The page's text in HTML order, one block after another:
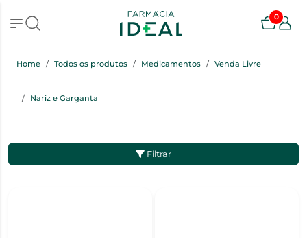
0
Home Todos os produtos Medicamentos Venda Livre
Nariz e Garganta
Filtrar